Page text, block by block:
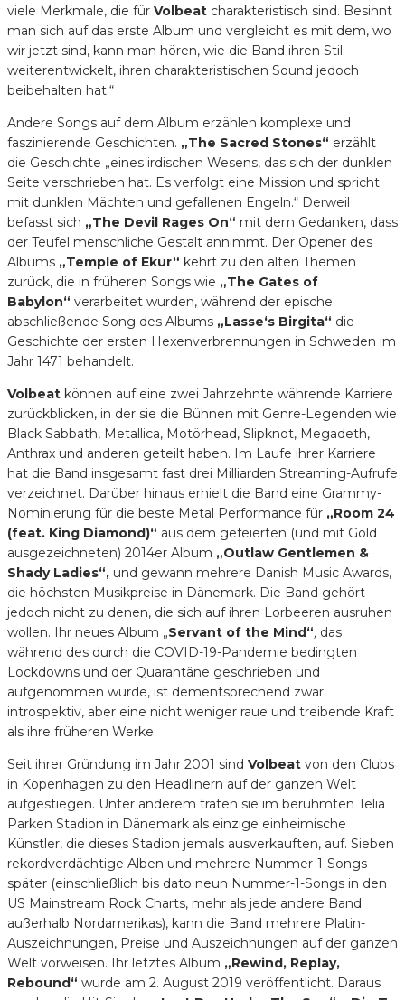
viele Merkmale, die für Volbeat charakteristisch sind. Besinnt
man sich auf das erste Album und vergleicht es mit dem, wo
wir jetzt sind, kann man hören, wie die Band ihren Stil
weiterentwickelt, ihren charakteristischen Sound jedoch
beibehalten hat.“
Andere Songs auf dem Album erzählen komplexe und
faszinierende Geschichten. „The Sacred Stones“ erzählt
die Geschichte „eines irdischen Wesens, das sich der dunklen
Seite verschrieben hat. Es verfolgt eine Mission und spricht
mit dunklen Mächten und gefallenen Engeln.“ Derweil
befasst sich „The Devil Rages On“ mit dem Gedanken, dass
der Teufel menschliche Gestalt annimmt. Der Opener des
Albums „Temple of Ekur“ kehrt zu den alten Themen
zurück, die in früheren Songs wie „The Gates of
Babylon“ verarbeitet wurden, während der epische
abschließende Song des Albums „Lasse‘s Birgita“ die
Geschichte der ersten Hexenverbrennungen in Schweden im
Jahr 1471 behandelt.
Volbeat können auf eine zwei Jahrzehnte währende Karriere
zurückblicken, in der sie die Bühnen mit Genre-Legenden wie
Black Sabbath, Metallica, Motörhead, Slipknot, Megadeth,
Anthrax und anderen geteilt haben. Im Laufe ihrer Karriere
hat die Band insgesamt fast drei Milliarden Streaming-Aufrufe
verzeichnet. Darüber hinaus erhielt die Band eine Grammy-
Nominierung für die beste Metal Performance für „Room 24
(feat. King Diamond)“ aus dem gefeierten (und mit Gold
ausgezeichneten) 2014er Album „Outlaw Gentlemen &
Shady Ladies“, und gewann mehrere Danish Music Awards,
die höchsten Musikpreise in Dänemark. Die Band gehört
jedoch nicht zu denen, die sich auf ihren Lorbeeren ausruhen
wollen. Ihr neues Album „Servant of the Mind“, das
während des durch die COVID-19-Pandemie bedingten
Lockdowns und der Quarantäne geschrieben und
aufgenommen wurde, ist dementsprechend zwar
introspektiv, aber eine nicht weniger raue und treibende Kraft
als ihre früheren Werke.
Seit ihrer Gründung im Jahr 2001 sind Volbeat von den Clubs
in Kopenhagen zu den Headlinern auf der ganzen Welt
aufgestiegen. Unter anderem traten sie im berühmten Telia
Parken Stadion in Dänemark als einzige einheimische
Künstler, die dieses Stadion jemals ausverkauften, auf. Sieben
rekordverdächtige Alben und mehrere Nummer-1-Songs
später (einschließlich bis dato neun Nummer-1-Songs in den
US Mainstream Rock Charts, mehr als jede andere Band
außerhalb Nordamerikas), kann die Band mehrere Platin-
Auszeichnungen, Preise und Auszeichnungen auf der ganzen
Welt vorweisen. Ihr letztes Album „Rewind, Replay,
Rebound“ wurde am 2. August 2019 veröffentlicht. Daraus